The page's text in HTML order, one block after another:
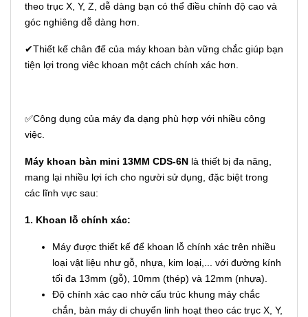
theo trục X, Y, Z, dễ dàng bạn có thể điều chỉnh độ cao và
góc nghiêng dễ dàng hơn.
✔Thiết kế chân đế của máy khoan bàn vững chắc giúp bạn
tiện lợi trong viêc khoan một cách chính xác hơn.
✅Công dụng của máy đa dạng phù hợp với nhiều công
việc.
Máy khoan bàn mini 13MM CDS-6N là thiết bị đa năng,
mang lại nhiều lợi ích cho người sử dụng, đặc biệt trong
các lĩnh vực sau:
1. Khoan lỗ chính xác:
Máy được thiết kế để khoan lỗ chính xác trên nhiều
loại vật liệu như gỗ, nhựa, kim loại,... với đường kính
tối đa 13mm (gỗ), 10mm (thép) và 12mm (nhựa).
Độ chính xác cao nhờ cấu trúc khung máy chắc
chắn, bàn máy di chuyển linh hoạt theo các trục X, Y,